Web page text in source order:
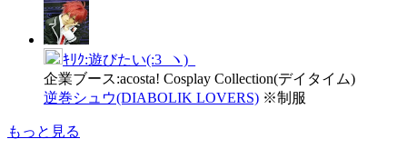
ｷﾘｸ:遊びたい(:3_ヽ)_
企業ブース:acosta! Cosplay Collection(デイタイム)
逆巻シュウ(DIABOLIK LOVERS) ※制服
もっと見る